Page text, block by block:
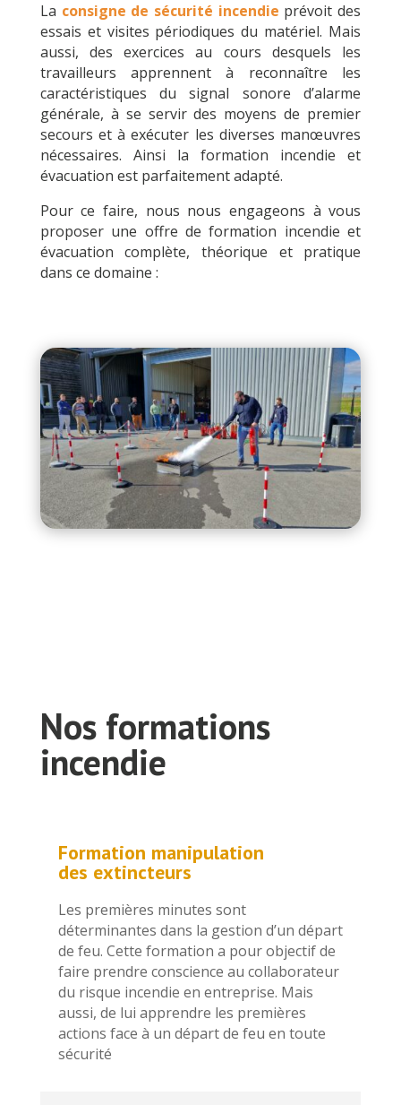
La consigne de sécurité incendie prévoit des
essais et visites périodiques du matériel. Mais
aussi, des exercices au cours desquels les
travailleurs apprennent à reconnaître les
caractéristiques du signal sonore d’alarme
générale, à se servir des moyens de premier
secours et à exécuter les diverses manœuvres
nécessaires. Ainsi la formation incendie et
évacuation est parfaitement adapté.
Pour ce faire, nous nous engageons à vous
proposer une offre de formation incendie et
évacuation complète, théorique et pratique
dans ce domaine :
Nos formations
incendie
Formation manipulation
des extincteurs
Les premières minutes sont
déterminantes dans la gestion d’un départ
de feu. Cette formation a pour objectif de
faire prendre conscience au collaborateur
du risque incendie en entreprise. Mais
aussi, de lui apprendre les premières
actions face à un départ de feu en toute
sécurité